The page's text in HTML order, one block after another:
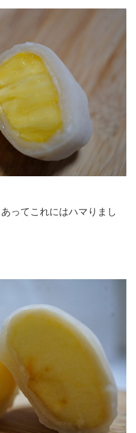
ってこれにはハマりまし